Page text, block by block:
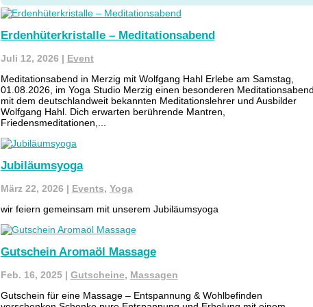
Erdenhüterkristalle – Meditationsabend
Juli 12, 2026 | Event
Meditationsabend in Merzig mit Wolfgang Hahl Erlebe am Samstag,
01.08.2026, im Yoga Studio Merzig einen besonderen
mit dem deutschlandweit bekannten Meditationslehrer und Ausbilder
Wolfgang Hahl. Dich erwarten berührende Mantren,
Friedensmeditationen,...
Jubiläumsyoga
März 22, 2026 | Events, Yoga
wir feiern gemeinsam mit unserem Jubiläumsyoga
Gutschein Aromaöl Massage
Feb. 16, 2025| Gutscheine, Massagen
Gutschein für eine Massage – Entspannung & Wohlbefinden